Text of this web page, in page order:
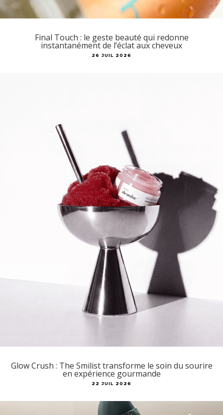
Final Touch : le geste beauté qui redonne
instantanément de l’éclat aux cheveux
26 JUIL 2026
Glow Crush : The Smilist transforme le soin du sourire
en expérience gourmande
22 JUIL 2026